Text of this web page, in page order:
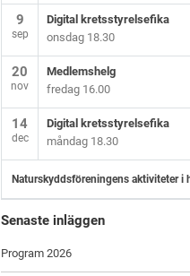
9
sep
Digital kretsstyrelsefika
onsdag 18.30
20
nov
Medlemshelg
fredag 16.00
14
dec
Digital kretsstyrelsefika
måndag 18.30
Naturskyddsföreningens aktiviteter i
Senaste inläggen
Program 2026